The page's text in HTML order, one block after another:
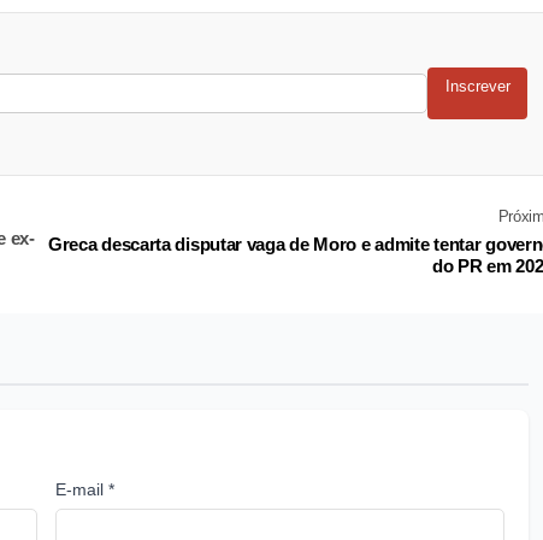
Inscrever
ex-
Greca descarta disputar vaga de Moro e admite tentar
do PR em
E-mail *